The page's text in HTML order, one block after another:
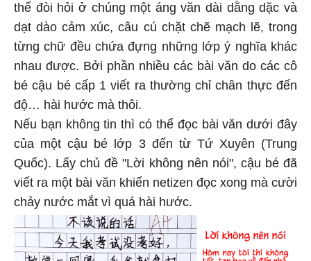
thể đòi hỏi ở chúng một áng văn dài dằng dặc và
dạt dào cảm xúc, câu cú chặt chẽ mạch lẽ, trong
từng chữ đều chứa đựng những lớp ý nghĩa khác
nhau được. Bởi phần nhiều các bài văn do các cô
bé cậu bé cấp 1 viết ra thường chỉ chân thực đến
độ… hài hước mà thôi.
Nếu bạn không tin thì có thể đọc bài văn dưới đây
của một cậu bé lớp 3 đến từ Tứ Xuyên (Trung
Quốc). Lấy chủ đề "Lời không nên nói", cậu bé đã
viết ra một bài văn khiến netizen đọc xong mà cười
chảy nước mắt vì quá hài hước.